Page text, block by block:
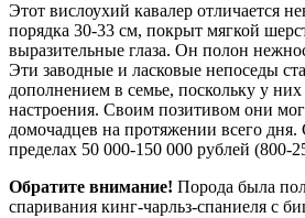
Этот вислоухий кавалер отличается
порядка 30-33 см, покрыт мягкой
выразительные глаза. Он полон
Эти заводные и ласковые непоседы
дополнением в семье, поскольку у них
настроения. Своим позитивом они
домочадцев на протяжении всего
пределах 50 000-150 000 рублей (800-
Обратите внимание! Порода была
спаривания кинг-чарльз-спаниеля с